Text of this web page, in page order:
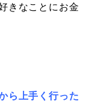
きなことにお金
ら上手く行った